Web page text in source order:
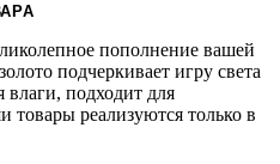
пополнение вашей
подчеркивает игру света
влаги, подходит для
реализуются только в